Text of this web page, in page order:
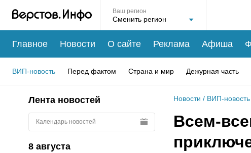
Ваш регион
Главное Новости О сайте Реклама Афиша
ВИП-новость Перед фактом Страна и мир Дежурная часть
Лента новостей
Календарь новостей
8 августа
Новости / ВИП-новость
Всем-